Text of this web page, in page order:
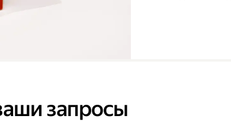
запросы